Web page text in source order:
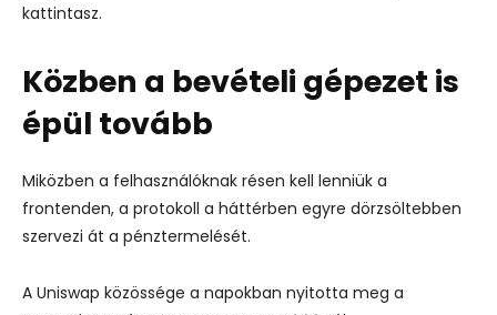
kattintasz.
Közben a bevételi gépezet is
épül tovább
Miközben a felhasználóknak résen kell lenniük a
frontenden, a protokoll a háttérben egyre dörzsöltebben
szervezi át a pénztermelését.
A Uniswap közössége a napokban nyitotta meg a